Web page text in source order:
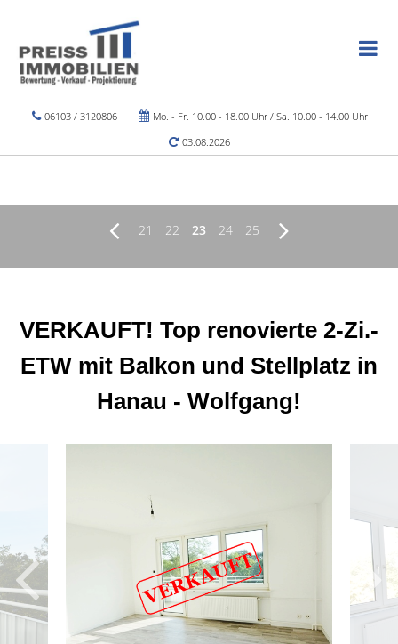
06103 / 3120806
Mo. - Fr. 10.00 - 18.00 Uhr / Sa. 10.00 - 14.00 Uhr
03.08.2026
21 22 23 24 25
VERKAUFT! Top renovierte 2-Zi.-
ETW mit Balkon und Stellplatz in
Hanau - Wolfgang!